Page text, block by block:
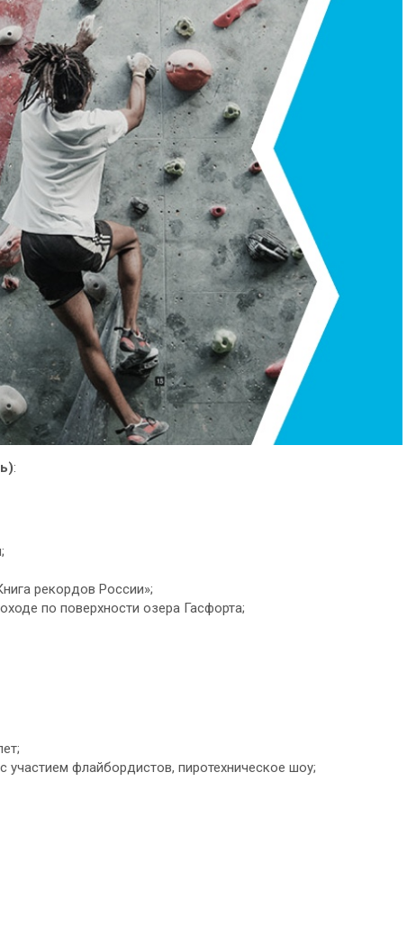
:
рекордов России»;
по поверхности озера Гасфорта;
флайбордистов, пиротехническое шоу;